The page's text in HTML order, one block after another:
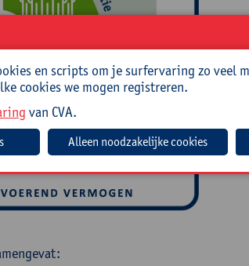
en scripts om je surfervaring zo veel
cookies we mogen registreren.
van CVA.